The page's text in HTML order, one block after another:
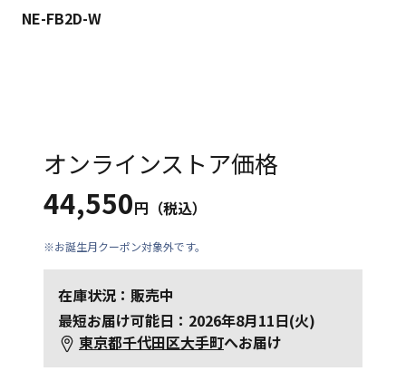
NE-FB2D-W
オンラインストア価格
44,550円（税込）
※お誕生月クーポン対象外です。
在庫状況：販売中
最短お届け可能日：2026年8月11日(火)
東京都千代田区大手町へお届け